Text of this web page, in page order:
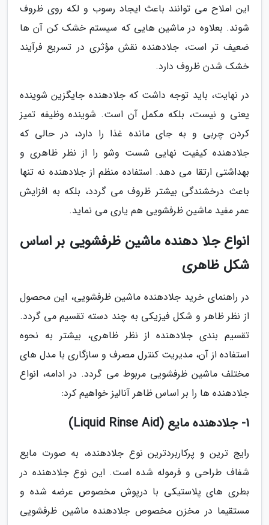
این املاح می توانند باعث ایجاد رسوب و لکه روی ظروف
شوند. بعلاوه در ماشین هایی که سیستم خشک کن آن ها
ضعیف تر است، جلادهنده نقش مؤثری در تسریع فرآیند
خشک شدن ظروف دارد.
در نهایت، باید توجه داشت که جلادهنده جایگزین شوینده
یعنی و نیست، بلکه مکمل آن است. شوینده وظیفه تمیز
کردن چربی و به جای مانده غذا را دارد، در حالی که
جلادهنده کیفیت نهایی شست وشو را از نظر ظاهری و
بهداشتی ارتقا می دهد. استفاده منظم از جلادهنده نه تنها
باعث درخشندگی بیشتر ظروف می گردد، بلکه به افزایش
عمر مفید ماشین ظرفشویی هم یاری می نماید.
انواع جلا دهنده ماشین ظرفشویی بر اساس
شکل ظاهری
در راهنمای خرید جلادهنده ماشین ظرفشویی، این محصول
از نظر ظاهر و شکل فیزیکی به چند دسته تقسیم می گردد.
تقسیم بندی جلادهنده از نظر ظاهری، بیشتر به نحوه
استفاده از آن، مدیریت کنترل مصرف و سازگاری با مدل های
مختلف ماشین ظرفشویی مربوط می گردد. در ادامه، انواع
جلادهنده ها را بر اساس ظاهر آنالیز خواهیم کرد:
1- جلادهنده مایع (Liquid Rinse Aid)
رایج ترین و پرکاربردترین نوع جلادهنده، به صورت مایع
شفاف طراحی و فرموله شده است. این نوع جلادهنده در
بطری های پلاستیکی با درپوش مخصوص عرضه شده و
مستقیما در مخزن مخصوص جلادهنده ماشین ظرفشویی